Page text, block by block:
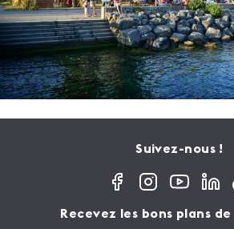
Suivez-nous !
Recevez les bons plans